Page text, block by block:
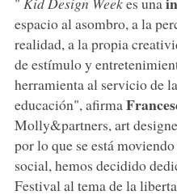
espacio al asombro, a la
realidad, a la propia
de estímulo y
herramienta al servicio de
educación", afirma
Molly&partners, art
por lo que se está
social, hemos decidido
Festival al tema de la